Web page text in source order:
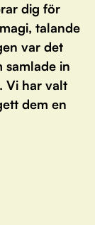
dig för
talande
var det
samlade in
Vi har valt
dem en